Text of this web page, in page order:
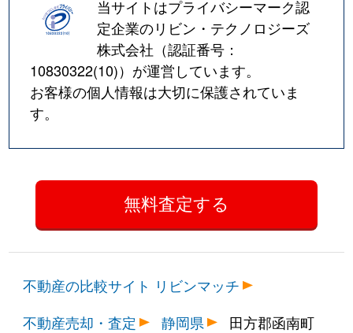
当サイトはプライバシーマーク認
定企業のリビン・テクノロジーズ
株式会社（認証番号：
10830322(10)）が運営しています。
お客様の個人情報は大切に保護されていま
す。
不動産の比較サイト リビンマッチ
不動産売却・査定
静岡県 田方郡函南町